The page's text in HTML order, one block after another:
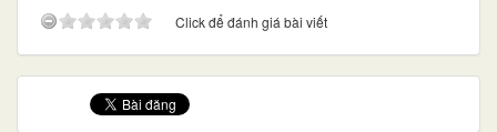
Click để đánh giá bài viết